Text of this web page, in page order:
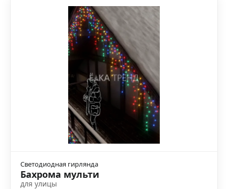
Светодиодная гирлянда
Бахрома мульти
для улицы